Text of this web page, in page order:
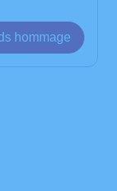
hommage